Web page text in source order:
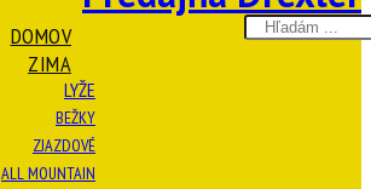
DOMOV
ZIMA
LYŽE
BEŽKY
ZJAZDOVÉ
ALL MOUNTAIN
Search